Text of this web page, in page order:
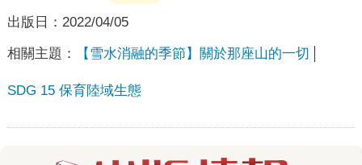
出版日： 2022/04/05
相關主題： 【雪水消融的季節】關於那座山的一切
SDG 15 保育陸域生態